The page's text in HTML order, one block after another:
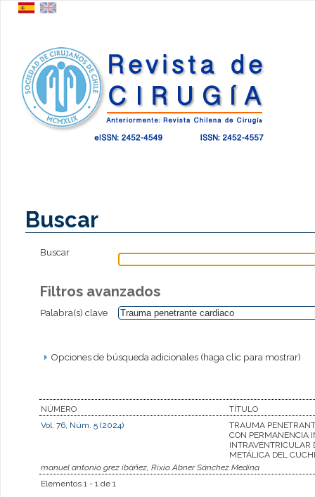
Buscar
Buscar
Filtros avanzados
Palabra(s) clave
Opciones de búsqueda adicionales (haga clic para mostrar)
NÚMERO
TÍTULO
Vol. 76, Núm. 5 (2024)
TRAUMA
CON PERMANENCIA
INTRAVENTRICULAR
METÁLICA DEL
manuel antonio grez ibàñez, Rixio Abner Sánchez Medina
Elementos 1 - 1 de 1